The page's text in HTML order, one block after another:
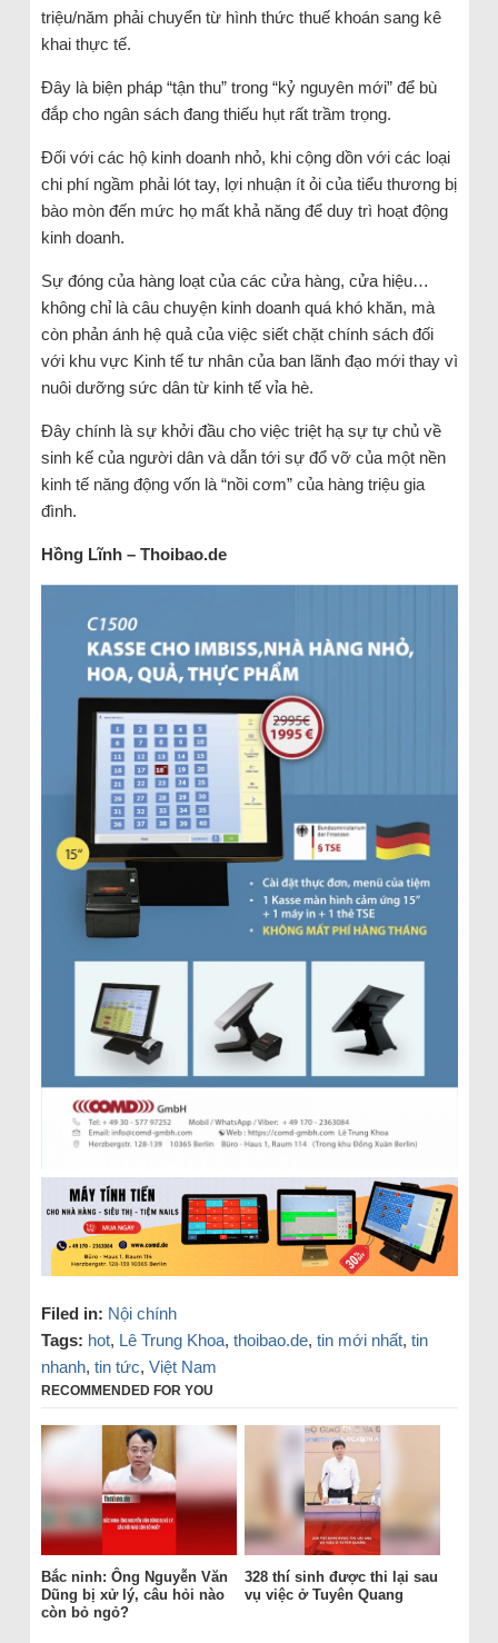
triệu/năm phải chuyển từ hình thức thuế khoán sang kê
khai thực tế.
Đây là biện pháp “tận thu” trong “kỷ nguyên mới” để bù
đắp cho ngân sách đang thiếu hụt rất trầm trọng.
Đối với các hộ kinh doanh nhỏ, khi cộng dồn với các loại
chi phí ngầm phải lót tay, lợi nhuận ít ỏi của tiểu thương bị
bào mòn đến mức họ mất khả năng để duy trì hoạt động
kinh doanh.
Sự đóng của hàng loạt của các cửa hàng, cửa hiệu…
không chỉ là câu chuyện kinh doanh quá khó khăn, mà
còn phản ánh hệ quả của việc siết chặt chính sách đối
với khu vực Kinh tế tư nhân của ban lãnh đạo mới thay vì
nuôi dưỡng sức dân từ kinh tế vỉa hè.
Đây chính là sự khởi đầu cho việc triệt hạ sự tự chủ về
sinh kế của người dân và dẫn tới sự đổ vỡ của một nền
kinh tế năng động vốn là “nồi cơm” của hàng triệu gia
đình.
Hồng Lĩnh – Thoibao.de
Filed in: Nội chính
Tags: hot, Lê Trung Khoa, thoibao.de, tin mới nhất, tin
nhanh, tin tức, Việt Nam
RECOMMENDED FOR YOU
Bắc ninh: Ông Nguyễn Văn
Dũng bị xử lý, câu hỏi nào
còn bỏ ngỏ?
328 thí sinh được thi lại sau
vụ việc ở Tuyên Quang